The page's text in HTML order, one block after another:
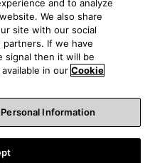
and to analyze
We also share
site with our social
partners. If we have
signal then it will be
in our Cookie
Information